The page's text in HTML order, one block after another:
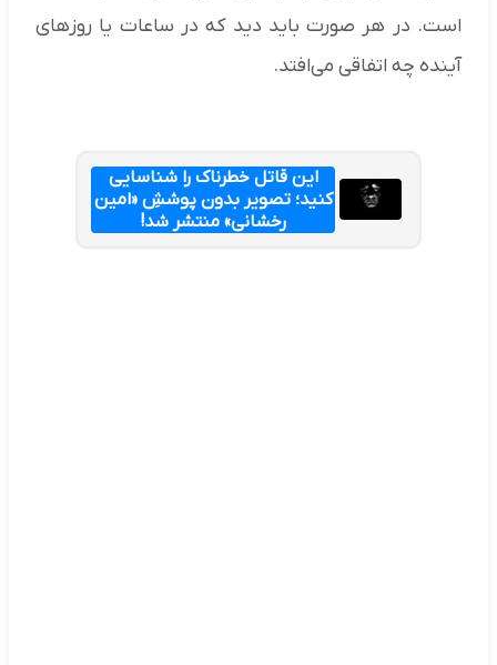
است. در هر صورت باید دید که در ساعات یا روزهای
آینده چه اتفاقی می‌افتد.
این قاتل خطرناک را شناسایی
کنید؛ تصویر بدون پوششِ «امین
رخشانی» منتشر شد!